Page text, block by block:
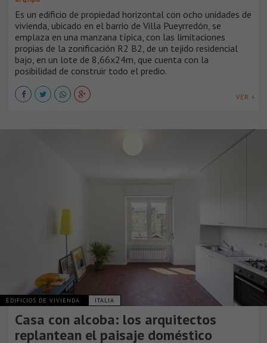
Es un edificio de propiedad horizontal con ocho unidades de
vivienda, ubicado en el barrio de Villa Pueyrredón, se
emplaza en una manzana típica, con las limitaciones
propias de la zonificación R2 B2, de un tejido residencial
bajo, en un lote de 8,66x24m, que cuenta con la
posibilidad de construir todo el predio.
VER +
EDIFICIOS DE VIVIENDA ITALIA
Casa con alcoba: los arquitectos
replantean el paisaje doméstico